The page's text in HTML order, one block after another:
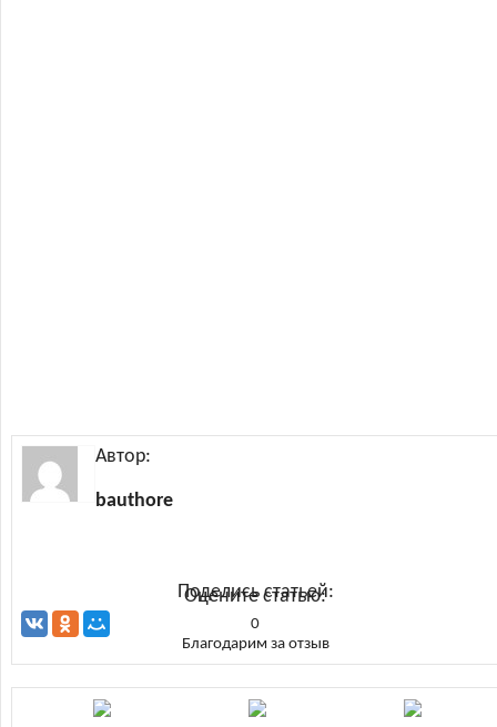
Автор:
bauthore
Поделись статьей:
Оцените статью:
0
Благодарим за отзыв